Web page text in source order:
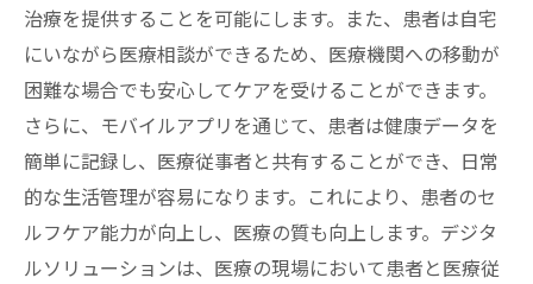
遠隔診療のメリットと患者への影響
医師と患者の新しいコミュニケーションの
形
遠隔診療を支えるテクノロジーの選択
患者の健康モニタリングを強化する方法
遠隔診療によるコスト削減の効果
将来の遠隔診療システムの展望
治療を提供することを可能にします。また、患者は自宅
にいながら医療相談ができるため、医療機関への移動が
困難な場合でも安心してケアを受けることができます。
さらに、モバイルアプリを通じて、患者は健康データを
簡単に記録し、医療従事者と共有することができ、日常
的な生活管理が容易になります。これにより、患者のセ
ルフケア能力が向上し、医療の質も向上します。デジタ
ルソリューションは、医療の現場において患者と医療従